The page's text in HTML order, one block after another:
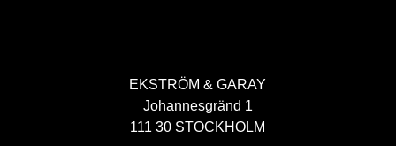
EKSTRÖM & GARAY
Johannesgränd 1
111 30 STOCKHOLM